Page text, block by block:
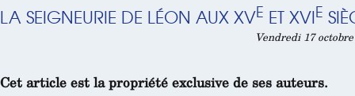
LA SEIGNEURIE DE LÉON AUX XVE ET XVIE
Vendredi 17
Cet article est la propriété exclusive de ses auteurs.